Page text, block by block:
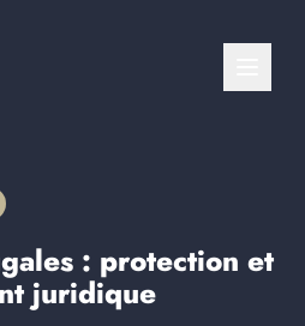
: protection et
juridique